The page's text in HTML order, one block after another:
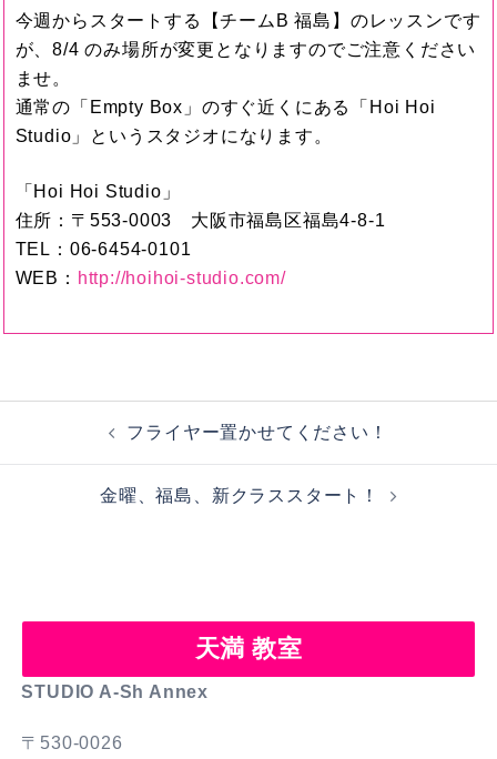
今週からスタートする【チームB 福島】のレッスンです
が、8/4 のみ場所が変更となりますのでご注意ください
ませ。
通常の「Empty Box」のすぐ近くにある「Hoi Hoi
Studio」というスタジオになります。
「Hoi Hoi Studio」
住所：〒553-0003 大阪市福島区福島4-8-1
TEL：06-6454-0101
WEB： http://hoihoi-studio.com/
フライヤー置かせてください！
金曜、福島、新クラススタート！
天満 教室
STUDIO A-Sh Annex
〒530-0026